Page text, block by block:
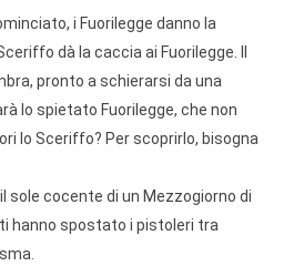
i Fuorilegge danno la
dà la caccia ai Fuorilegge. Il
pronto a schierarsi da una
lo spietato Fuorilegge, che non
lo Sceriffo? Per scoprirlo, bisogna
sole cocente di un Mezzogiorno di
hanno spostato i pistoleri tra